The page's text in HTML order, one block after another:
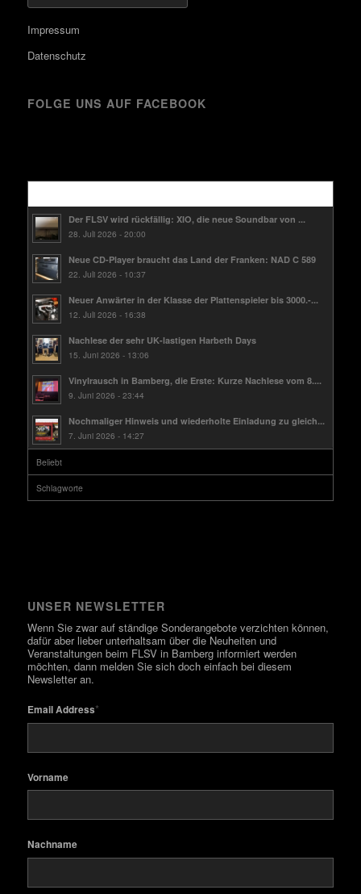
Impressum
Datenschutz
FOLGE UNS AUF FACEBOOK
Der FLSV wird rückfällig: XIO, die neue Soundbar von ...
28. Juli 2026 - 20:00
Neue CD-Player braucht das Land der Franken: NAD C 589
22. Juli 2026 - 10:37
Neuer Anwärter in der Klasse der Plattenspieler bis 3000.-...
12. Juli 2026 - 16:38
Nachlese der sehr UK-lastigen Harbeth Days
15. Juni 2026 - 13:06
Vinylrausch in Bamberg, die Erste: Kurze Nachlese vom 8....
9. Juni 2026 - 23:44
Nochmaliger Hinweis und wiederholte Einladung zu gleich...
7. Juni 2026 - 14:27
Beliebt
Schlagworte
UNSER NEWSLETTER
Wenn Sie zwar auf ständige Sonderangebote verzichten können,
dafür aber lieber unterhaltsam über die Neuheiten und
Veranstaltungen beim FLSV in Bamberg informiert werden
möchten, dann melden Sie sich doch einfach bei diesem
Newsletter an.
Email Address*
Vorname
Nachname